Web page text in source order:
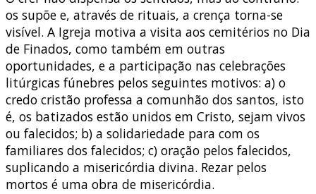
os supõe e, através de rituais, a crença torna-se
visível. A Igreja motiva a visita aos cemitérios no Dia
de Finados, como também em outras
oportunidades, e a participação nas celebrações
litúrgicas fúnebres pelos seguintes motivos: a) o
credo cristão professa a comunhão dos santos, isto
é, os batizados estão unidos em Cristo, sejam vivos
ou falecidos; b) a solidariedade para com os
familiares dos falecidos; c) oração pelos falecidos,
suplicando a misericórdia divina. Rezar pelos
mortos é uma obra de misericórdia.